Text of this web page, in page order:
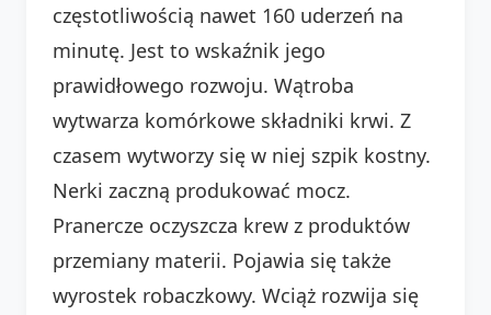
częstotliwością nawet 160 uderzeń na
minutę. Jest to wskaźnik jego
prawidłowego rozwoju. Wątroba
wytwarza komórkowe składniki krwi. Z
czasem wytworzy się w niej szpik kostny.
Nerki zaczną produkować mocz.
Pranercze oczyszcza krew z produktów
przemiany materii. Pojawia się także
wyrostek robaczkowy. Wciąż rozwija się